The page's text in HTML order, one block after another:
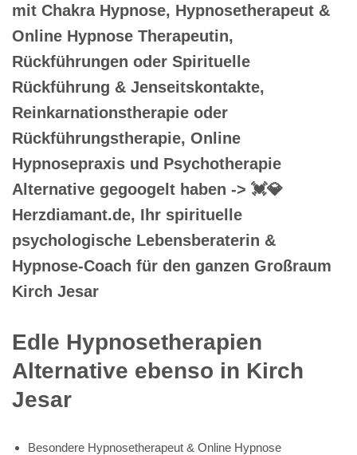
mit Chakra Hypnose, Hypnosetherapeut &
Online Hypnose Therapeutin,
Rückführungen oder Spirituelle
Rückführung & Jenseitskontakte,
Reinkarnationstherapie oder
Rückführungstherapie, Online
Hypnosepraxis und Psychotherapie
Alternative gegoogelt haben -> 💓️💎
Herzdiamant.de, Ihr spirituelle
psychologische Lebensberaterin &
Hypnose-Coach für den ganzen Großraum
Kirch Jesar
Edle Hypnosetherapien
Alternative ebenso in Kirch
Jesar
Besondere Hypnosetherapeut & Online Hypnose